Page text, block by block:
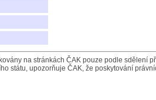
na stránkách ČAK pouze podle sdělení
státu, upozorňuje ČAK, že poskytování